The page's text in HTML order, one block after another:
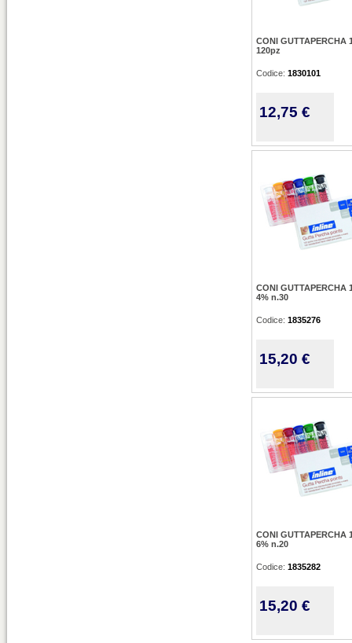
CONI GUTTAPERCHA
120pz
Codice: 1830101
12,75 €
CONI GUTTAPERCHA
4% n.30
Codice: 1835276
15,20 €
CONI GUTTAPERCHA
6% n.20
Codice: 1835282
15,20 €